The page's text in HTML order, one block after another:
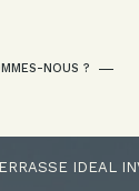
NOUS ?
IDEAL